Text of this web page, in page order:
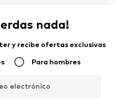
nada!
y recibe ofertas exclusivas
Para hombres
electrónico